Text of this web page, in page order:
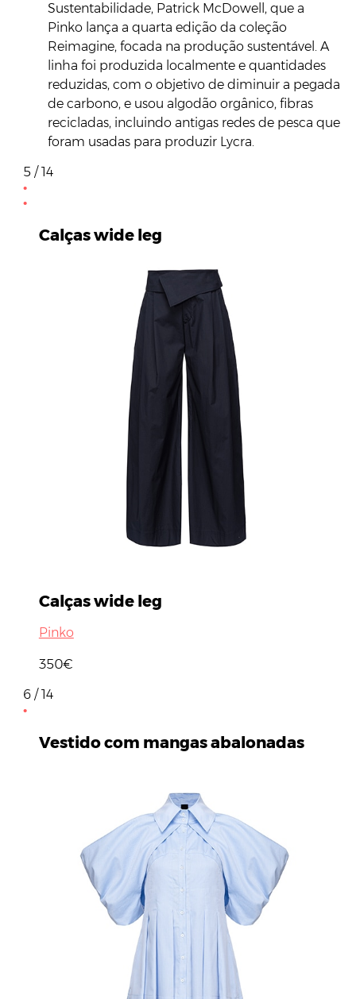
Sustentabilidade, Patrick McDowell, que a
Pinko lança a quarta edição da coleção
Reimagine, focada na produção sustentável. A
linha foi produzida localmente e quantidades
reduzidas, com o objetivo de diminuir a pegada
de carbono, e usou algodão orgânico, fibras
recicladas, incluindo antigas redes de pesca que
foram usadas para produzir Lycra.
5 / 14
Calças wide leg
Calças wide leg
Pinko
350€
6 / 14
Vestido com mangas abalonadas